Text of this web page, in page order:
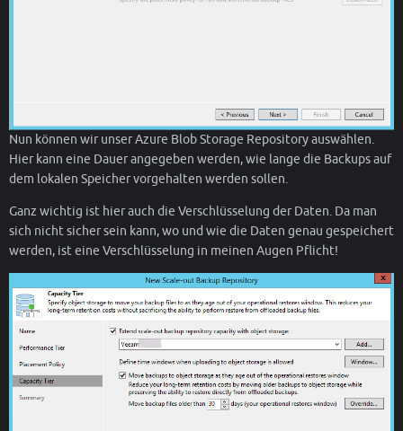
Nun können wir unser Azure Blob Storage Repository auswählen.
Hier kann eine Dauer angegeben werden, wie lange die Backups auf
dem lokalen Speicher vorgehalten werden sollen.
Ganz wichtig ist hier auch die Verschlüsselung der Daten. Da man
sich nicht sicher sein kann, wo und wie die Daten genau gespeichert
werden, ist eine Verschlüsselung in meinen Augen Pflicht!